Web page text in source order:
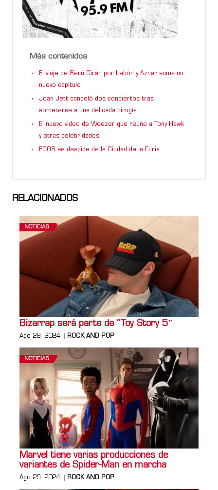
Más contenidos
El viaje de Serú Girán por Lebón y Aznar suma un
nuevo capítulo
Joan Jett canceló dos conciertos tras
someterse a una delicada cirugía
El nuevo video de Weezer que reúne a Tony Hawk
y otras celebridades
ECOS se despide de la Ciudad de la Furia
RELACIONADOS
NOTICIAS
Bizarrap será parte de “Toy Story 5″
Ago 29, 2024 ROCK AND POP
NOTICIAS
Marvel tiene varias producciones de
variantes de Spider-Man en marcha
Ago 29, 2024 ROCK AND POP